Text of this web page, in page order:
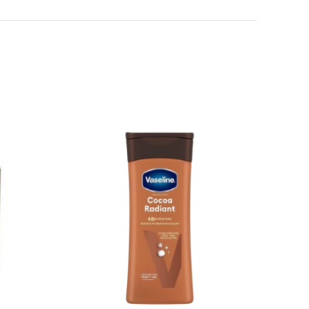
email-in dhe sajtin tim, për herën tjetër që